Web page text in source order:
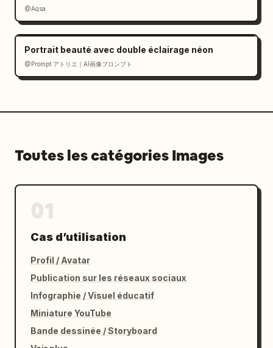
@Aqsa
Portrait beauté avec double éclairage néon
@Prompt アトリエ｜AI画像プロンプト
Toutes les catégories Images
Cas d’utilisation
Profil / Avatar
Publication sur les réseaux sociaux
Infographie / Visuel éducatif
Miniature YouTube
Bande dessinée / Storyboard